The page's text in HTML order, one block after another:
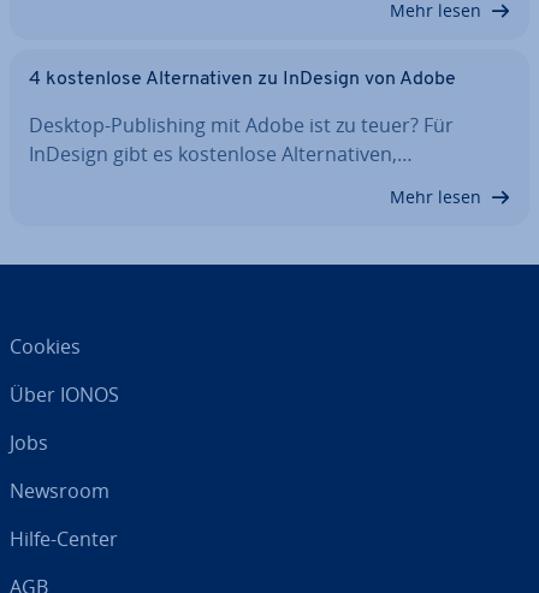
Mehr lesen
4 kos­ten­lo­se Al­ter­na­ti­ven zu InDesign von Adobe
Desktop-Pu­bli­shing mit Adobe ist zu teuer? Für
InDesign gibt es kos­ten­lo­se Al­ter­na­ti­ven,…
Mehr lesen
Cookies
Über IONOS
Jobs
Newsroom
Hilfe-Center
AGB